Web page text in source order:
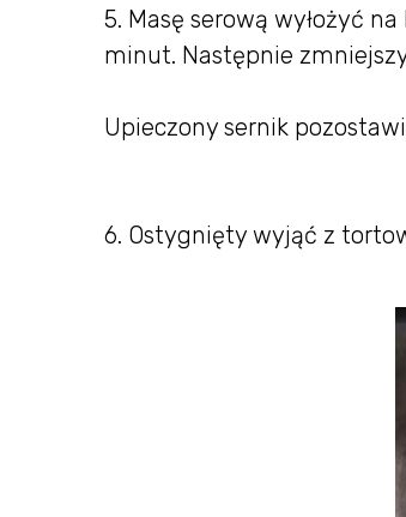
5. Masę serową wyłożyć
minut. Następnie
Upieczony sernik
6. Ostygnięty wyjąć z